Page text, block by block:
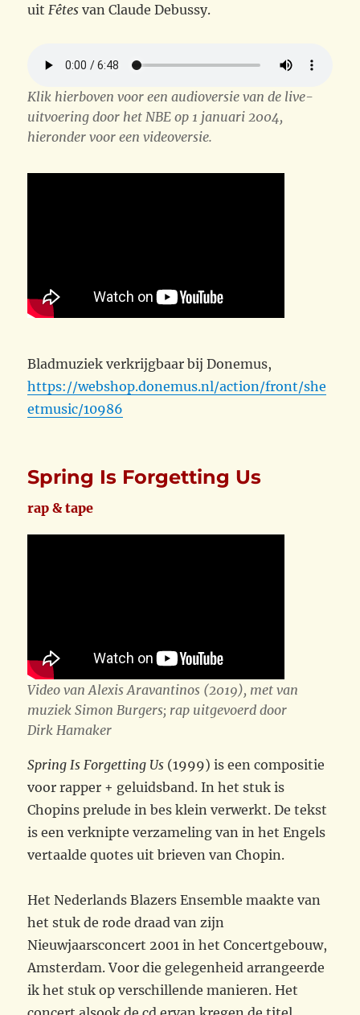
uit Fêtes van Claude Debussy.
Klik hierboven voor een audioversie van de live-
uitvoering door het NBE op 1 januari 2004,
hieronder voor een videoversie.
Bladmuziek verkrijgbaar bij Donemus,
https://webshop.donemus.nl/action/front/she
etmusic/10986
Spring Is Forgetting Us
rap & tape
Video van Alexis Aravantinos (2019), met van
muziek Simon Burgers; rap uitgevoerd door
Dirk Hamaker
Spring Is Forgetting Us (1999) is een compositie
voor rapper + geluidsband. In het stuk is
Chopins prelude in bes klein verwerkt. De tekst
is een verknipte verzameling van in het Engels
vertaalde quotes uit brieven van Chopin.
Het Nederlands Blazers Ensemble maakte van
het stuk de rode draad van zijn
Nieuwjaarsconcert 2001 in het Concertgebouw,
Amsterdam. Voor die gelegenheid arrangeerde
ik het stuk op verschillende manieren. Het